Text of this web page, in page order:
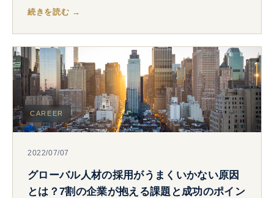
続きを読む →
CAREER
2022/07/07
グローバル人材の採用がうまくいかない原因
とは？7割の企業が抱える課題と成功のポイン